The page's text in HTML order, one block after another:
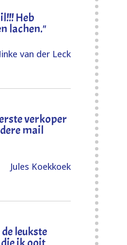
Heb
lachen."
van der Leck
verkoper
mail
Jules Koekkoek
leukste